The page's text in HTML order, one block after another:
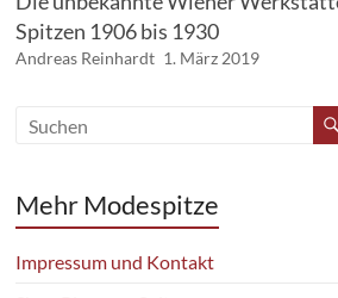
Spitzen 1906 bis 1930
Andreas Reinhardt 1. März 2019
Mehr Modespitze
Impressum und Kontakt